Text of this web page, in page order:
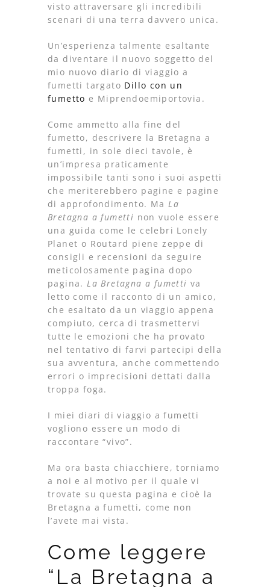
visto attraversare gli incredibili
scenari di una terra davvero unica.
Un’esperienza talmente esaltante
da diventare il nuovo soggetto del
mio nuovo diario di viaggio a
fumetti targato Dillo con un
fumetto e Miprendoemiportovia.
Come ammetto alla fine del
fumetto, descrivere la Bretagna a
fumetti, in sole dieci tavole, è
un’impresa praticamente
impossibile tanti sono i suoi aspetti
che meriterebbero pagine e pagine
di approfondimento. MaLa
Bretagna a fumetti non vuole essere
una guida come le celebri Lonely
Planet o Routard piene zeppe di
consigli e recensioni da seguire
meticolosamente pagina dopo
pagina.La Bretagna a fumetti va
letto come il racconto di un amico,
che esaltato da un viaggio appena
compiuto, cerca di trasmettervi
tutte le emozioni che ha provato
nel tentativo di farvi partecipi della
sua avventura, anche commettendo
errori o imprecisioni dettati dalla
troppa foga.
I miei diari di viaggio a fumetti
vogliono essere un modo di
raccontare “vivo”.
Ma ora basta chiacchiere, torniamo
a noi e al motivo per il quale vi
trovate su questa pagina e cioè la
Bretagna a fumetti, come non
l’avete mai vista.
Come leggere
“La Bretagna a